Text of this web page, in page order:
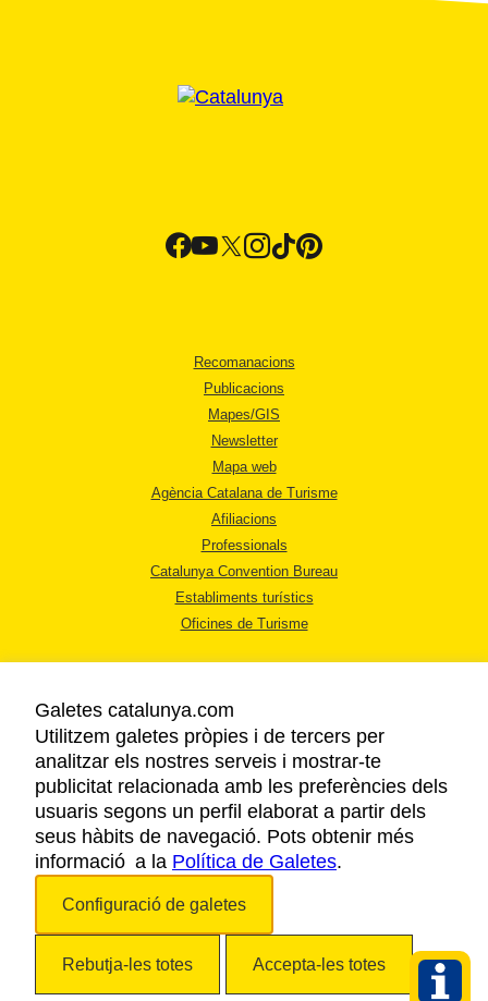
Recomanacions
Publicacions
Mapes/GIS
Newsletter
Mapa web
Agència Catalana de Turisme
Afiliacions
Professionals
Catalunya Convention Bureau
Establiments turístics
Oficines de Turisme
AVÍS LEGAL
POLÍTICA DE PRIVACITAT
COOKIES
ACCESSIBILITAT
Galetes catalunya.com
Utilitzem galetes pròpies i de tercers per
analitzar els nostres serveis i mostrar-te
publicitat relacionada amb les preferències dels
usuaris segons un perfil elaborat a partir dels
seus hàbits de navegació. Pots obtenir més
informació a la Política de Galetes.
Configuració de galetes
Rebutja-les totes Accepta-les totes